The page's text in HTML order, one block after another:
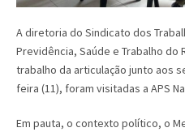
A diretoria do Sindicato dos
Previdência, Saúde e Trabalho do
trabalho da articulação junto aos
feira (11), foram visitadas a APS
Em pauta, o contexto político, o